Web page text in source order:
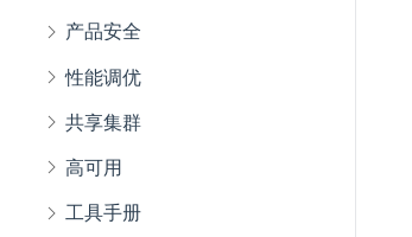
产品安全
性能调优
共享集群
高可用
工具手册